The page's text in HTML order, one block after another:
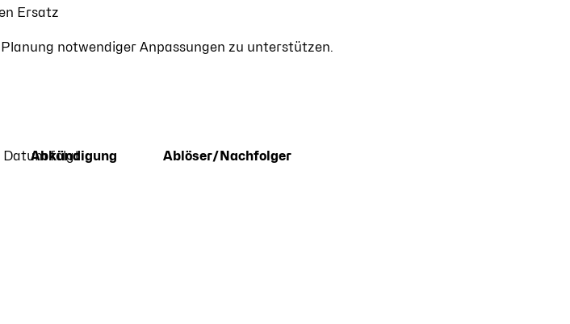
Ersatz
notwendiger Anpassungen zu unterstützen.
Abkündigung Ablöser/Nachfolger
Datum folgt